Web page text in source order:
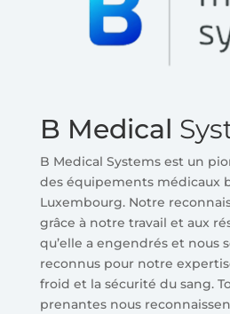
B Medical
B Medical Systems est un
des équipements médicaux
Luxembourg. Notre
grâce à notre travail et aux
qu’elle a engendrés et nous
reconnus pour notre
froid et la sécurité du sang.
prenantes nous